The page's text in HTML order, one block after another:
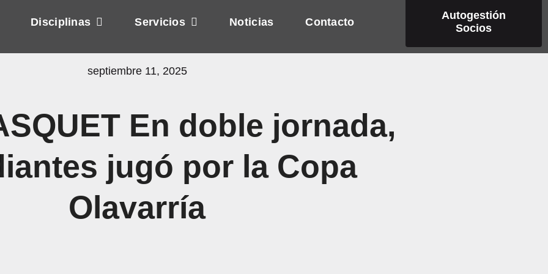
Disciplinas Servicios Noticias Contacto
Autogestión
Socios
septiembre 11, 2025
En doble jornada,
jugó por la Copa
Olavarría